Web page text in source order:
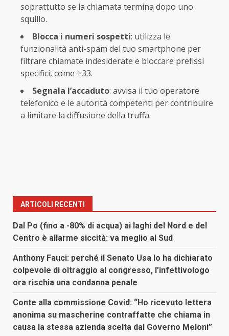
soprattutto se la chiamata termina dopo uno
squillo.
Blocca i numeri sospetti: utilizza le
funzionalità anti-spam del tuo smartphone per
filtrare chiamate indesiderate e bloccare prefissi
specifici, come +33.
Segnala l’accaduto: avvisa il tuo operatore
telefonico e le autorità competenti per contribuire
a limitare la diffusione della truffa.
ARTICOLI RECENTI
Dal Po (fino a -80% di acqua) ai laghi del Nord e del
Centro è allarme siccità: va meglio al Sud
Anthony Fauci: perché il Senato Usa lo ha dichiarato
colpevole di oltraggio al congresso, l’infettivologo
ora rischia una condanna penale
Conte alla commissione Covid: “Ho ricevuto lettera
anonima su mascherine contraffatte che chiama in
causa la stessa azienda scelta dal Governo Meloni”